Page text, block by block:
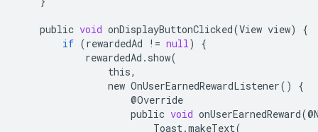
public void onDisplayButtonClicked(View view)
{
if (rewardedAd != null)
{
rewardedAd . show(
this,
new OnUserEarnedRewardListener()
{
@Override
public void onUserEarnedReward(@
Toast.makeText(